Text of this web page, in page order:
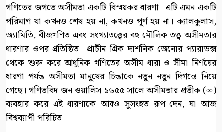
গণিতের জগতে অসীমতা একটি বিস্ময়কর ধারণা। এটি এমন একটি
পরিমাণ যা কখনও শেষ হয় না, কখনও পূর্ণ হয় না। ক্যালকুলাস,
জ্যামিতি, বীজগণিত এবং সংখ্যাতত্ত্বের বহু মৌলিক তত্ত্ব অসীমতার
ধারণার ওপর প্রতিষ্ঠিত। প্রাচীন গ্রিক দার্শনিক জেনোর প্যারাডক্স
থেকে শুরু করে আধুনিক গণিতের অসীম ধারা ও সীমা নির্ণয়ের
ধারণা পর্যন্ত অসীমতা মানুষের চিন্তাকে নতুন নতুন দিগন্তে নিয়ে
গেছে। গণিতবিদ জন ওয়ালিস ১৬৫৫ সালে অসীমতার প্রতীক (∞)
ব্যবহার করে এই ধারণাকে আরও সুসংহত রূপ দেন, যা আজ
বিশ্বব্যাপী পরিচিত।